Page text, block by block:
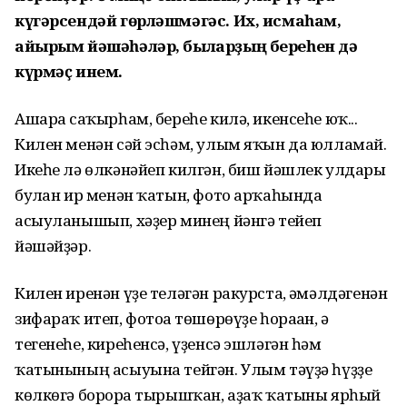
күгәрсендәй гөрләшмәгәс. Их, исмаһам,
айырым йәшәһәләр, быларҙың береһен дә
күрмәҫ инем.
Ашарға саҡырһам, береһе килә, икенсеһе юҡ...
Килен менән сәй эсһәм, улым яҡын да юлламай.
Икеһе лә өлкәнәйеп килгән, биш йәшлек улдары
булған ир менән ҡатын, фото арҡаһында
асыуланышып, хәҙер минең йәнгә тейеп
йәшәйҙәр.
Килен иренән үҙе теләгән ракурста, ғәмәлдәгенән
зифараҡ итеп, фотоға төшөрөүҙе һораған, ә
тегенеһе, киреһенсә, үҙенсә эшләгән һәм
ҡатынының асыуына тейгән. Улым тәүҙә һүҙҙе
көлкөгә борорға тырышҡан, аҙаҡ ҡатыны ярһый